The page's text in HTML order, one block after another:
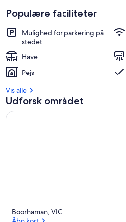
af
Vic.
Populære faciliteter
Mulighed for parkering på
stedet
Have
Pejs
Vis alle
Udforsk området
Boorhaman, VIC